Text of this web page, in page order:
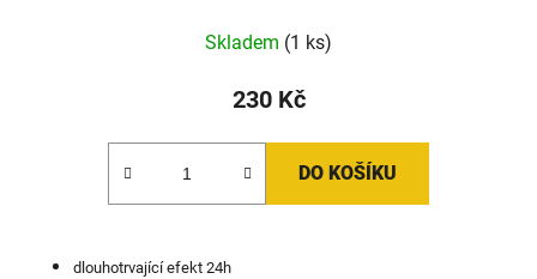
Skladem (1 ks)
230 Kč
DO KOŠÍKU
dlouhotrvající efekt 24h